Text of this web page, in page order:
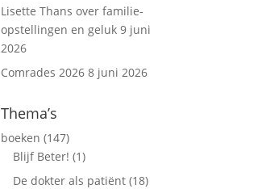
Lisette Thans over familie-
opstellingen en geluk 9 juni
2026
Comrades 2026 8 juni 2026
Thema’s
boeken (147)
Blijf Beter! (1)
De dokter als patiënt (18)